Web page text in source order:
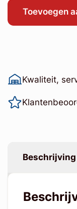
Toevoegen
Kwaliteit,
Beschrijving